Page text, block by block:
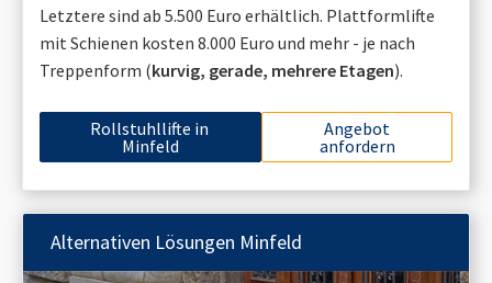
Letztere sind ab 5.500 Euro erhältlich. Plattformlifte
mit Schienen kosten 8.000 Euro und mehr - je nach
Treppenform (kurvig, gerade, mehrere Etagen).
Rollstuhllifte in
Minfeld
Angebot
anfordern
Alternativen Lösungen Minfeld